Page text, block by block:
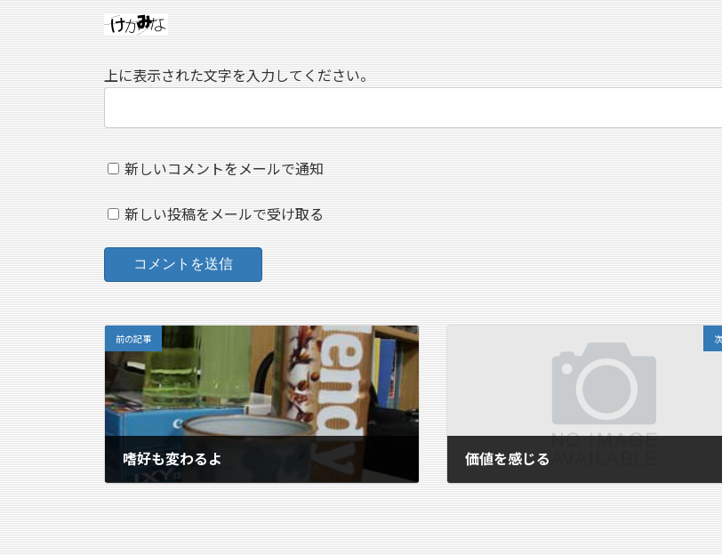
上に表示された文字を入力してください。
新しいコメントをメールで通知
新しい投稿をメールで受け取る
前の記事
嗜好も変わるよ
2006年9月25日
価値を感じる
2006年9月27日